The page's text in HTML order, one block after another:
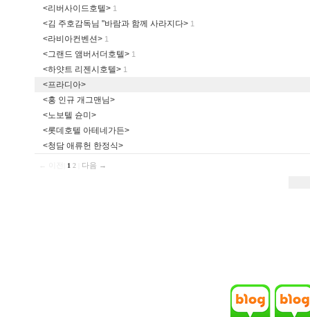
<리버사이드호텔> 1
<김 주호감독님 "바람과 함께 사라지다> 1
<라비아컨벤션> 1
<그랜드 앰버서더호텔> 1
<하얏트 리젠시호텔> 1
<프라디아>
<홍 인규 개그맨님>
<노보텔 슌미>
<롯데호텔 아테네가든>
<청담 애류헌 한정식>
1 2 다음 →